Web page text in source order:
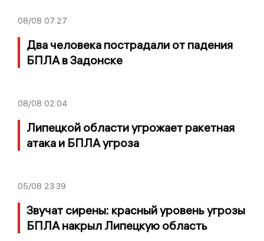
08/08 07:27
Два человека пострадали от падения
БПЛА в Задонске
08/08 02:04
Липецкой области угрожает ракетная
атака и БПЛА угроза
05/08 23:39
Звучат сирены: красный уровень угрозы
БПЛА накрыл Липецкую область